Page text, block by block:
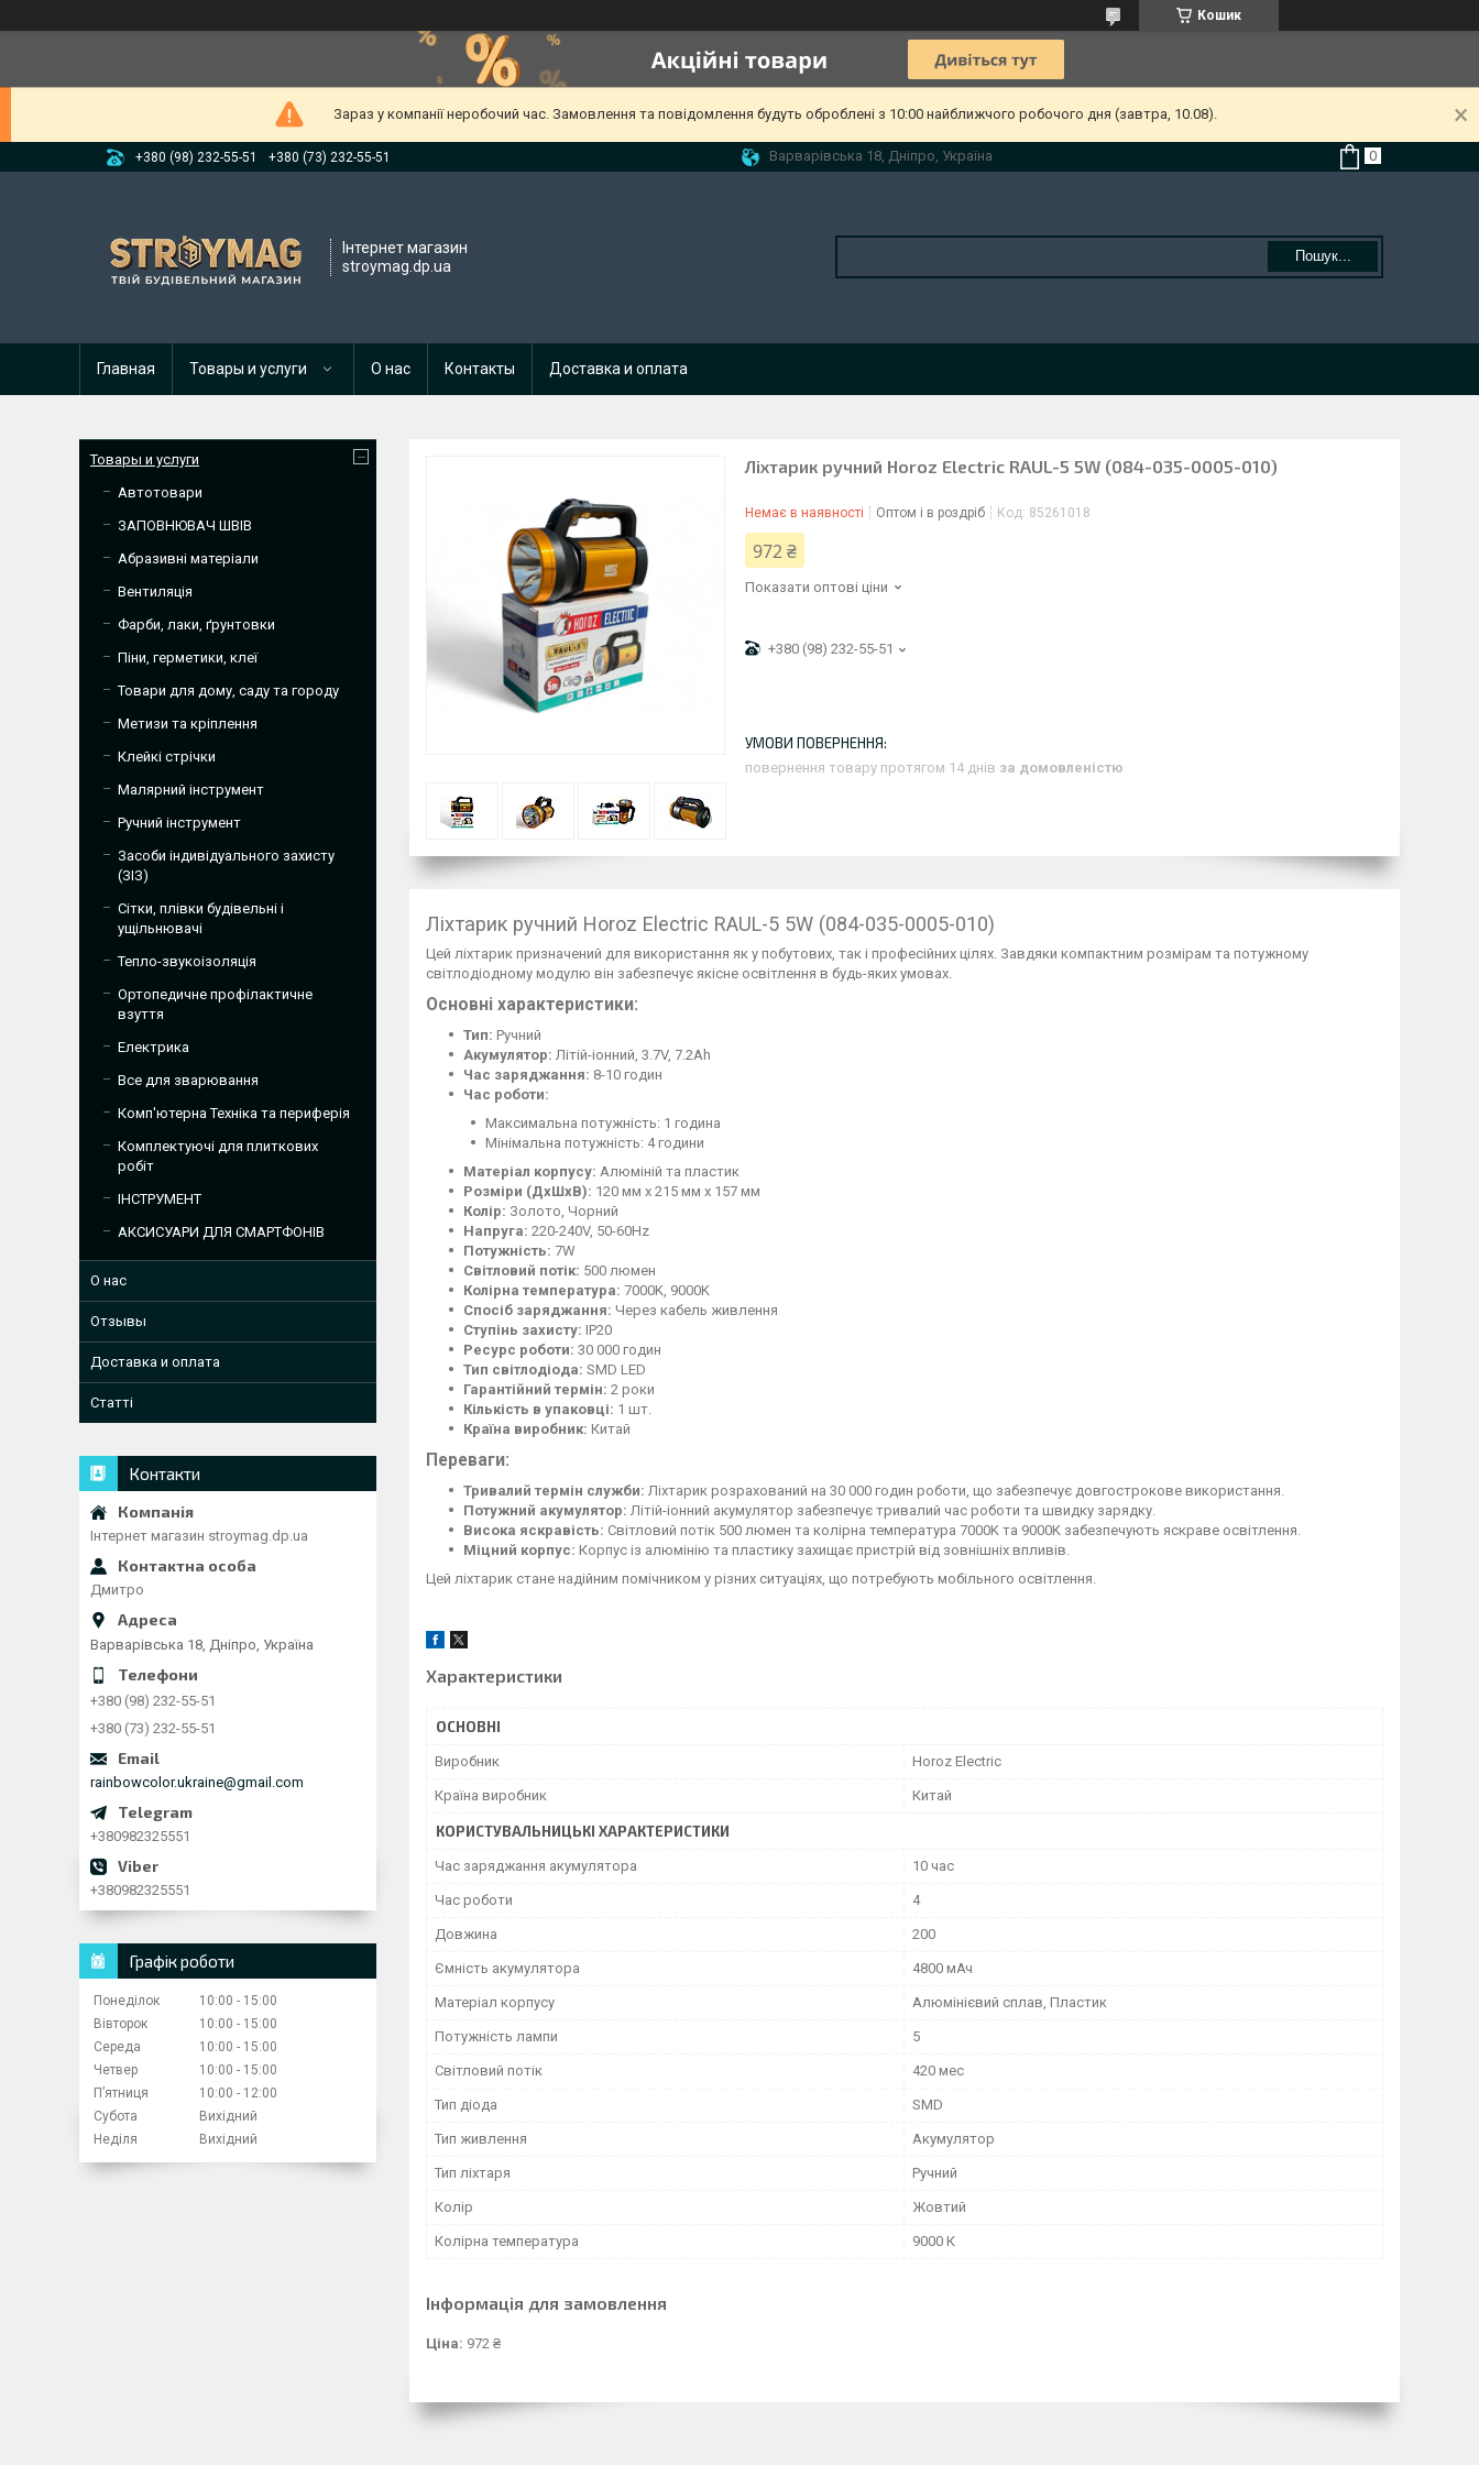
Кошик
Зараз у компанії неробочий час. Замовлення та повідомлення будуть оброблені з 10:00 найближчого робочого дня (завтра, 10.08).
+380 (98) 232-55-51 +380 (73) 232-55-51 Варварівська 18, Дніпро, Україна
Інтернет магазин
stroymag.dp.ua
Пошук...
Главная Товары и услуги О нас Контакты Доставка и оплата
Ліхтарик ручний Horoz Electric RAUL-5 5W (084-035-0005-010)
Немає в наявності Оптом і в роздріб Код: 85261018
972 ₴
Показати оптові ціни
+380 (98) 232-55-51
повернення товару протягом 14 днів за домовленістю
Ліхтарик ручний Horoz Electric RAUL-5 5W (084-035-0005-010)
Цей ліхтарик призначений для використання як у побутових, так і професійних цілях. Завдяки компактним розмірам та потужному
світлодіодному модулю він забезпечує якісне освітлення в будь-яких умовах.
Основні характеристики:
Тип: Ручний
Акумулятор: Літій-іонний, 3.7V, 7.2Ah
Час заряджання: 8-10 годин
Час роботи:
Максимальна потужність: 1 година
Мінімальна потужність: 4 години
Матеріал корпусу: Алюміній та пластик
Розміри (ДxШxВ): 120 мм х 215 мм х 157 мм
Колір: Золото, Чорний
Напруга: 220-240V, 50-60Hz
Потужність: 7W
Світловий потік: 500 люмен
Колірна температура: 7000K, 9000K
Спосіб заряджання: Через кабель живлення
Ступінь захисту: IP20
Ресурс роботи: 30 000 годин
Тип світлодіода: SMD LED
Гарантійний термін: 2 роки
Кількість в упаковці: 1 шт.
Країна виробник: Китай
Переваги:
Тривалий термін служби: Ліхтарик розрахований на 30 000 годин роботи, що забезпечує довгострокове використання.
Потужний акумулятор: Літій-іонний акумулятор забезпечує тривалий час роботи та швидку зарядку.
Висока яскравість: Світловий потік 500 люмен та колірна температура 7000K та 9000K забезпечують яскраве освітлення.
Міцний корпус: Корпус із алюмінію та пластику захищає пристрій від зовнішніх впливів.
Цей ліхтарик стане надійним помічником у різних ситуаціях, що потребують мобільного освітлення.
Характеристики
ОСНОВНІ
Виробник Horoz Electric
Країна виробник Китай
КОРИСТУВАЛЬНИЦЬКІ ХАРАКТЕРИСТИКИ
Час заряджання акумулятора 10 час
Час роботи 4
Довжина 200
Ємність акумулятора 4800 мАч
Матеріал корпусу Алюмінієвий сплав, Пластик
Потужність лампи 5
Світловий потік 420 мес
Тип діода SMD
Тип живлення Акумулятор
Тип ліхтаря Ручний
Колір Жовтий
Колірна температура 9000 К
Інформація для замовлення
Ціна: 972 ₴
Товары и услуги
Автотовари
ЗАПОВНЮВАЧ ШВІВ
Абразивні матеріали
Вентиляція
Фарби, лаки, ґрунтовки
Піни, герметики, клеї
Товари для дому, саду та городу
Метизи та кріплення
Клейкі стрічки
Малярний інструмент
Ручний інструмент
Засоби індивідуального захисту
(ЗІЗ)
Сітки, плівки будівельні і
ущільнювачі
Тепло-звукоізоляція
Ортопедичне профілактичне
взуття
Електрика
Все для зварювання
Комп'ютерна Техніка та периферія
Комплектуючі для плиткових
робіт
ІНСТРУМЕНТ
АКСИСУАРИ ДЛЯ СМАРТФОНІВ
О нас
Отзывы
Доставка и оплата
Статті
Контакти
Інтернет магазин stroymag.dp.ua
Дмитро
Варварівська 18, Дніпро, Україна
+380 (98) 232-55-51
+380 (73) 232-55-51
rainbowcolor.ukraine@gmail.com
+380982325551
+380982325551
Графік роботи
Понеділок 10:00
15:00
Вівторок
10:00
15:00
Середа
10:00
15:00
Четвер
10:00
15:00
Пʼятниця
10:00
12:00
Субота
Вихідний
Неділя
Вихідний